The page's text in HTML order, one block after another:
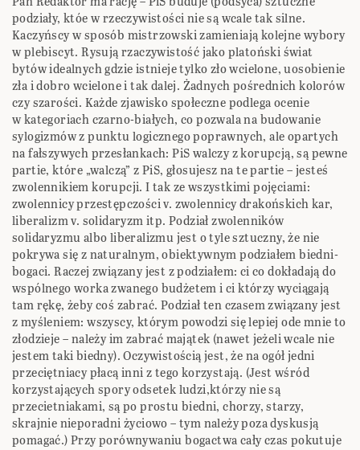
podziały, któe w rzeczywistości nie są wcale tak silne.
Kaczyńscy w sposób mistrzowski zamieniają kolejne wybory
w plebiscyt. Rysują rzaczywistość jako platoński świat
bytów idealnych gdzie istnieje tylko zło wcielone, uosobienie
zła i dobro wcielone i tak dalej. Żadnych pośrednich kolorów
czy szarości. Każde zjawisko społeczne podlega ocenie
w kategoriach czarno-białych, co pozwala na budowanie
sylogizmów z punktu logicznego poprawnych, ale opartych
na fałszywych przesłankach: PiS walczy z korupcją, są pewne
partie, które „walczą” z PiS, głosujesz na te partie – jesteś
zwolennikiem korupcji. I tak ze wszystkimi pojęciami:
zwolennicy przestępczości v. zwolennicy drakońskich kar,
liberalizm v. solidaryzm itp. Podział zwolenników
solidaryzmu albo liberalizmu jest o tyle sztuczny, że nie
pokrywa się z naturalnym, obiektywnym podziałem biedni-
bogaci. Raczej związany jest z podziałem: ci co dokładają do
wspólnego worka zwanego budżetem i ci którzy wyciągają
tam rękę, żeby coś zabrać. Podział ten czasem związany jest
z myśleniem: wszyscy, którym powodzi się lepiej ode mnie to
złodzieje – należy im zabrać majątek (nawet jeżeli wcale nie
jestem taki biedny). Oczywistością jest, że na ogół jedni
przeciętniacy płacą inni z tego korzystają. (Jest wśród
korzystających spory odsetek ludzi,którzy nie są
przecietniakami, są po prostu biedni, chorzy, starzy,
skrajnie nieporadni życiowo – tym należy poza dyskusją
pomagać.) Przy porównywaniu bogactwa cały czas pokutuje